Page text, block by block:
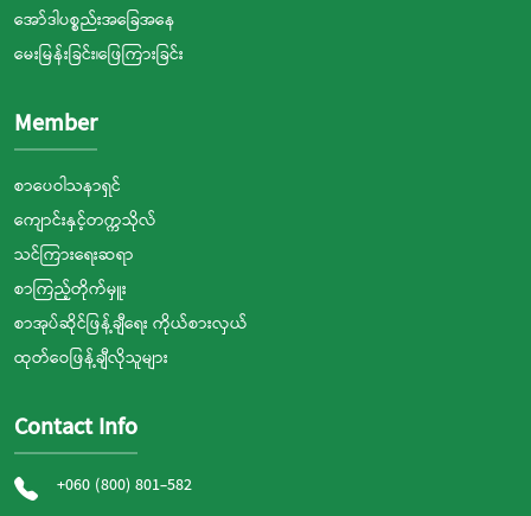
အော်ဒါပစ္စည်းအခြေအနေ
မေးမြန်းခြင်း၊ဖြေကြားခြင်း
Member
စာပေဝါသနာရှင်
ကျောင်းနှင့်တက္ကသိုလ်
သင်ကြားရေးဆရာ
စာကြည့်တိုက်မှူး
စာအုပ်ဆိုင်ဖြန့်ချီရေး ကိုယ်စားလှယ်
ထုတ်ဝေဖြန့်ချီလိုသူများ
Contact Info
+060 (800) 801-582